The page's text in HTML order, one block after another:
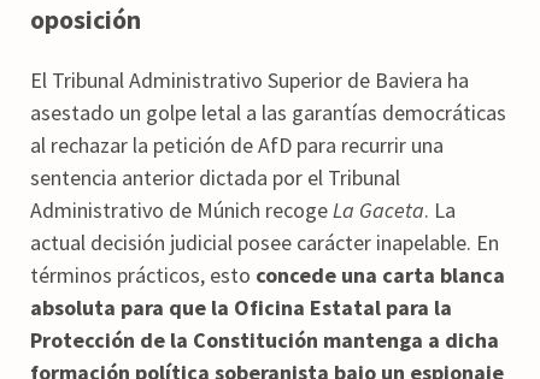
oposición
El Tribunal Administrativo Superior de Baviera ha
asestado un golpe letal a las garantías democráticas
al rechazar la petición de AfD para recurrir una
sentencia anterior dictada por el Tribunal
Administrativo de Múnich recoge La Gaceta. La
actual decisión judicial posee carácter inapelable. En
términos prácticos, esto concede una carta blanca
absoluta para que la Oficina Estatal para la
Protección de la Constitución mantenga a dicha
formación política soberanista bajo un espionaje